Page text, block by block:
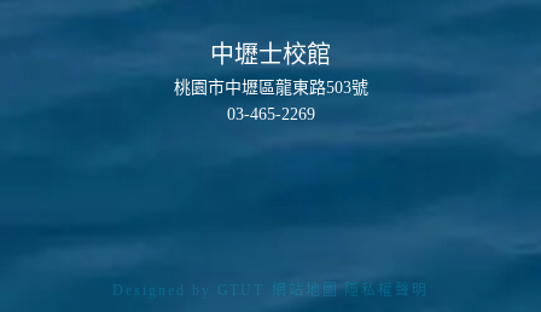
中壢士校館
桃園市中壢區龍東路503號
03-465-2269
Designed by GTUT 網站地圖 隱私權聲明